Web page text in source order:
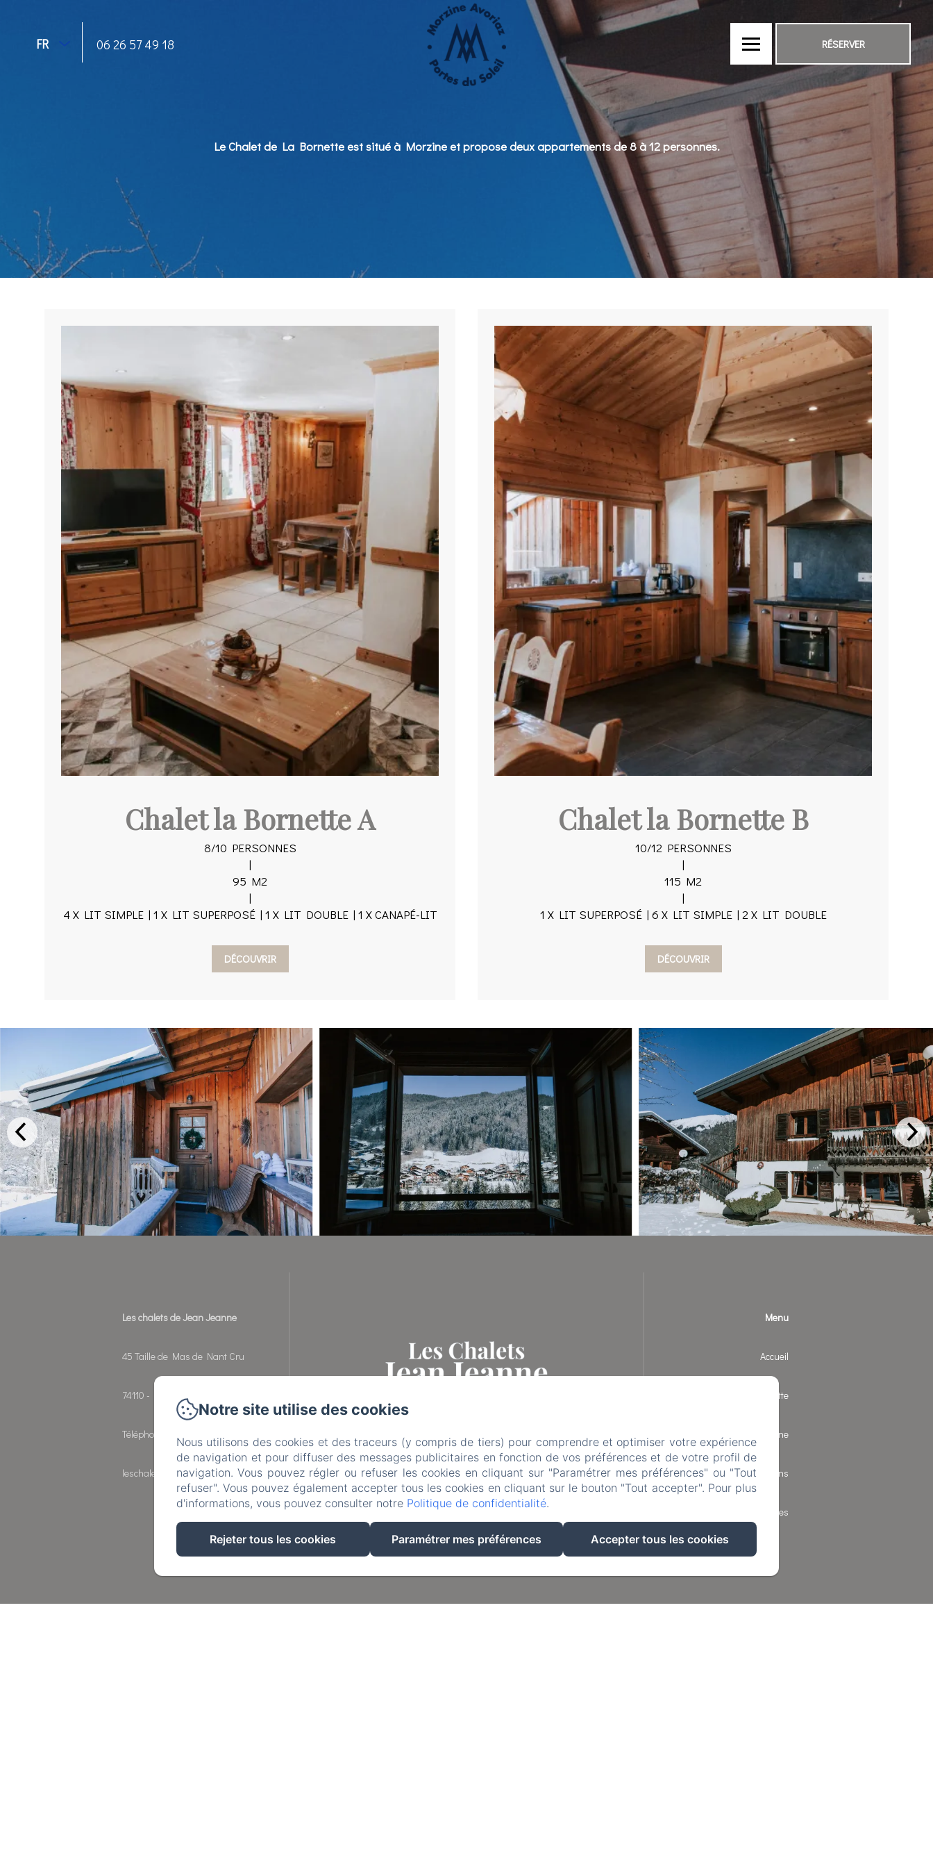
FR 06 26 57 49 18 RÉSERVER
Le Chalet de La Bornette est situé à Morzine et propose deux appartements de 8 à 12 personnes.
Chalet la Bornette A
8/10 PERSONNES
|
95 M2
|
4 X LIT SIMPLE | 1 X LIT SUPERPOSÉ | 1 X LIT DOUBLE | 1 X CANAPÉ-LIT
DÉCOUVRIR
Chalet la Bornette B
10/12 PERSONNES
|
115 M2
|
1 X LIT SUPERPOSÉ | 6 X LIT SIMPLE | 2 X LIT DOUBLE
DÉCOUVRIR
Les chalets de Jean Jeanne
45 Taille de Mas de Nant Cru
74110 - Morzine
Téléphone: 06 26 57 49 18
leschaletsdejeanjeanne@orange.fr
Menu
Accueil
Chalets la Bornette
Chalet Catherine
Les environs
Infos pratiques
Notre site utilise des cookies
Nous utilisons des cookies et des traceurs (y compris de tiers) pour comprendre et optimiser votre expérience
de navigation et pour diffuser des messages publicitaires en fonction de vos préférences et de votre profil de
navigation. Vous pouvez régler ou refuser les cookies en cliquant sur "Paramétrer mes préférences" ou "Tout
refuser". Vous pouvez également accepter tous les cookies en cliquant sur le bouton "Tout accepter". Pour plus
d'informations, vous pouvez consulter notre Politique de confidentialité.
Rejeter tous les cookies Paramétrer mes préférences Accepter tous les cookies